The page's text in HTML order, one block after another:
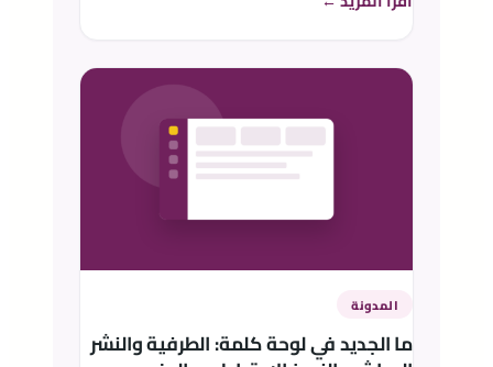
وقاعدة معرفة بلقطات شاشة حقيقية.
المدونة
ما الجديد في لوحة كلمة: الطرفية والنشر